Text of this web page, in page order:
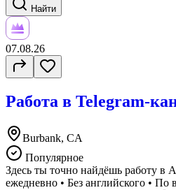
Найти
07.08.26
Работа в Telegram-
Burbank, CA
Популярное
Здесь ты точно найдёшь работу в
ежедневно • Без английского •